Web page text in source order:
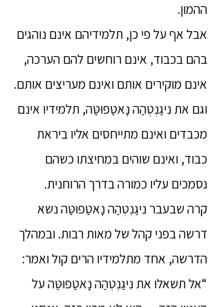
ההמון.
אבל אף על פי כן, תלמידיהם אינם נוהגים
בהם בכבוד, אינם רוחשים להם הערכה,
אינם מוקירים אותם ואינם מעריצים אותם.
וגם את נִיגַנְטְהַה נָאטַפוּטַּה, תלמידיו אינם
מכבדים ואינם מתייחסים אליו ביראת
כבוד, ואינם שוהים במחיצתו כשהם
נסמכים עליו כמורה בדרך הרוחנית.
קרה שבעבר נִיגַנְטְהַה נָאטַפוּטַּה נשא
דרשה בפני קהל של מאות רבות. ובמהלך
הדרשה, אחד מתלמידיו הרים קול ואמר:
“אל תשאלו את נִיגַנְטְהַה נָאטַפוּטַּה על